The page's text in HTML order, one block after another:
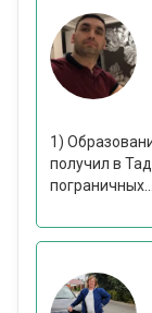
1)
получил в
пограничных...